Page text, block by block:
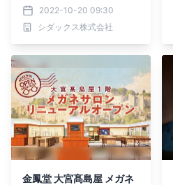
始 ～2022年10月20日
（木）リニューアルオープ
ン～
2022-10-20 09:30
シダックス株式会社
金鳳堂 大宮髙島屋 メガネ